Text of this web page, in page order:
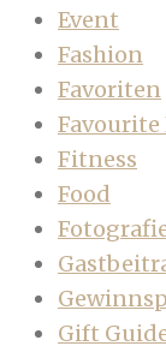
Event
Fashion
Favoriten
Favourite
Fitness
Food
Gift